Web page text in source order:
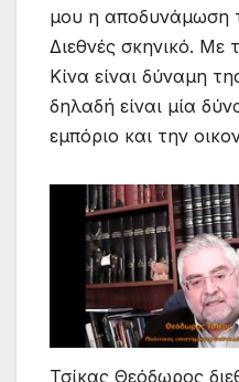
μου η αποδυνάμωση
Διεθνές σκηνικό. Με
Κίνα είναι δύναμη
δηλαδή είναι μία
εμπόριο και την
Τσίκας Θεόδωρος